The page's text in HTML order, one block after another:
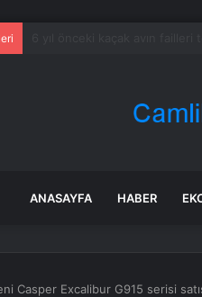
ANASAYFA HABER
Casper Excalibur G915 serisi